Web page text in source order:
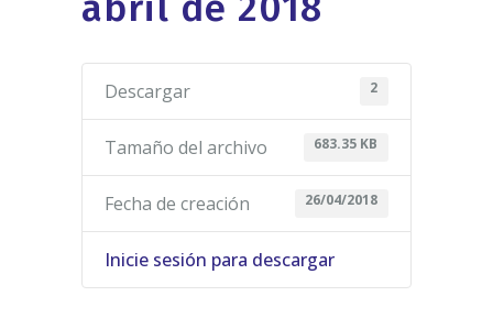
Descargar 2
Tamaño del archivo 683.35 KB
Fecha de creación 26/04/2018
Inicie sesión para descargar